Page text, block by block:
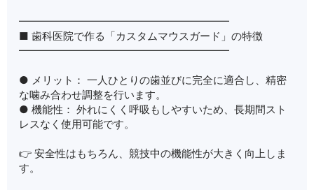
━━━━━━━━━━━━━━━━━━━━
■ 歯科医院で作る「カスタムマウスガード」の特徴
━━━━━━━━━━━━━━━━━━━━
● メリット： 一人ひとりの歯並びに完全に適合し、精密
な噛み合わせ調整を行います。
● 機能性： 外れにくく呼吸もしやすいため、長期間スト
レスなく使用可能です。
👉 安全性はもちろん、競技中の機能性が大きく向上しま
す。